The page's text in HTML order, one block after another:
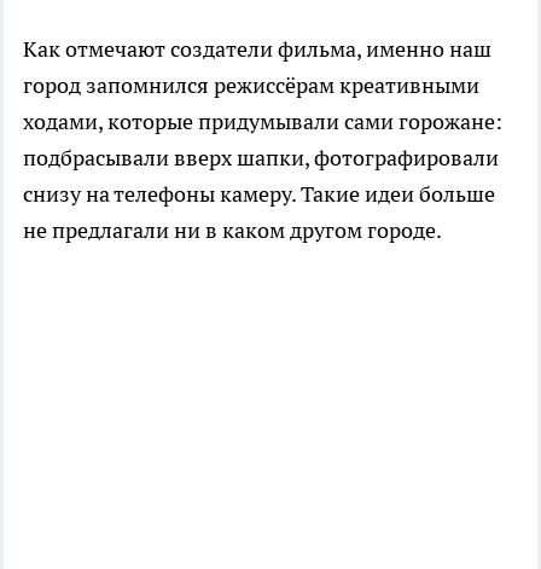
Как отмечают создатели фильма, именно наш
город запомнился режиссёрам креативными
ходами, которые придумывали сами горожане:
подбрасывали вверх шапки, фотографировали
снизу на телефоны камеру. Такие идеи больше
не предлагали ни в каком другом городе.